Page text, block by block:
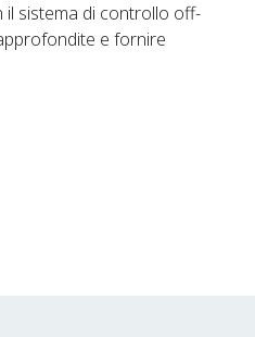
il sistema di controllo off-
e fornire